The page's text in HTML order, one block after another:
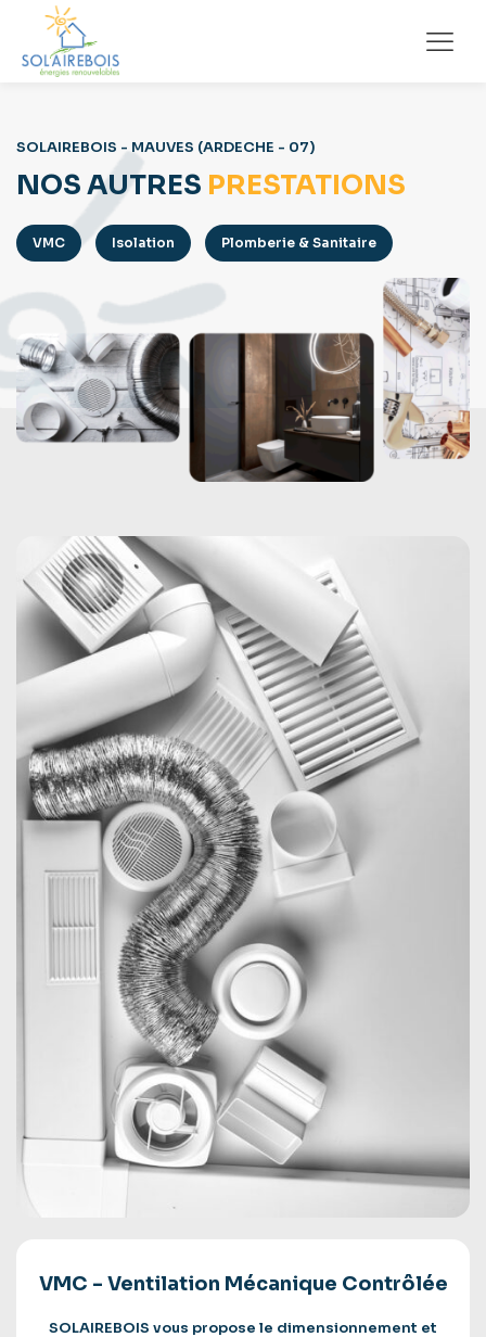
SOLAIREBOIS - MAUVES (ARDECHE - 07)
NOS AUTRES PRESTATIONS
VMC Isolation Plomberie & Sanitaire
VMC - Ventilation Mécanique Contrôlée
SOLAIREBOIS vous propose le dimensionnement et